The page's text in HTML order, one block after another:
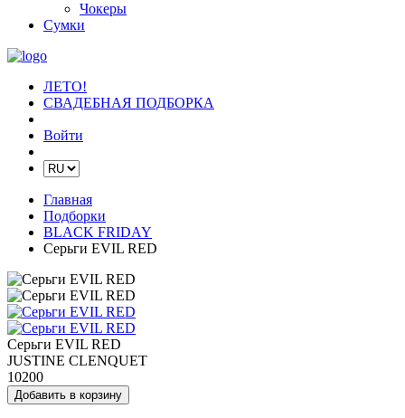
Чокеры
Сумки
ЛЕТО!
СВАДЕБНАЯ ПОДБОРКА
Войти
Главная
Подборки
BLACK FRIDAY
Серьги EVIL RED
Серьги EVIL RED
JUSTINE CLENQUET
10200
Добавить в корзину